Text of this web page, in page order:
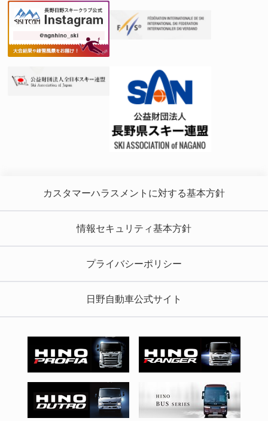
カスタマーハラスメントに対する基本方針
情報セキュリティ基本方針
プライバシーポリシー
日野自動車公式サイト